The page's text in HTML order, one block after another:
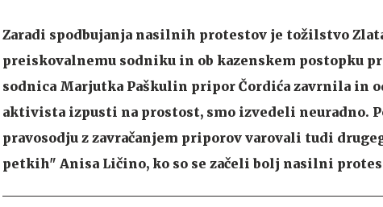
Zaradi spodbujanja nasilnih protestov je tožilstvo
preiskovalnemu sodniku in ob kazenskem postopku
sodnica Marjutka Paškulin pripor Čordića zavrnila in
aktivista izpusti na prostost, smo izvedeli neuradno.
pravosodju z zavračanjem priporov varovali tudi
petkih" Anisa Ličino, ko so se začeli bolj nasilni